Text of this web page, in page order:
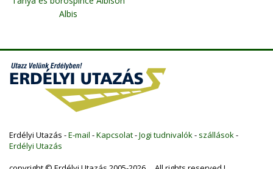
Albis
Erdélyi Utazás -E-mail -Kapcsolat-Jogi tudnivalók - szállások -
Erdélyi Utazás